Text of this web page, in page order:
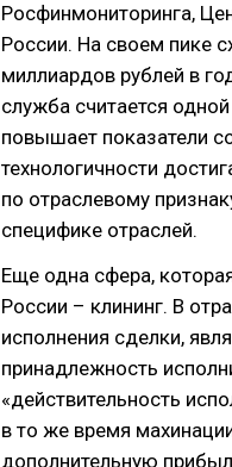
Росфинмониторинга,
России. На своем пике
миллиардов рублей в
служба считается
повышает показатели
технологичности
по отраслевому
специфике отраслей.
Еще одна сфера,
России – клининг. В
исполнения сделки,
принадлежность
«действительность
в то же время
дополнительную